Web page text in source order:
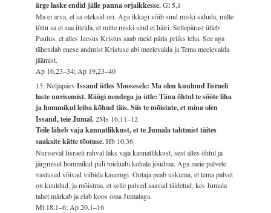
ärge laske endid jälle panna orjaikkesse.Gl 5,1
Ma ei arva, et sa oleksid ori. Aga ikkagi võib sind miski siduda, mille
tõttu sa ei saa ütelda, et mitte miski sind ei häiri. Sellepärast ütleb
Paulus, et alles Jeesus Kristus saab meid päris priiks teha. See aga
tähendab enese andmist Kristuse abi meelevalda ja Tema meelevalda
jäämist.
Ap 16,23–34; Ap 19,23–40
15. NeljapäevIssand ütles Moosesele: Ma olen kuulnud Iisraeli
laste nurisemist. Räägi nendega ja ütle: Täna õhtul te sööte liha
ja hommikul leiba kõhud täis. Siis te mõistate, et mina olen
Issand, teie Jumal.2Ms 16,11–12
Teile läheb vaja kannatlikkust, et te Jumala tahtmist täites
saaksite kätte tõotuse.Hb 10,36
Nuriseval Iisraeli rahval läks vaja kannatlikkust, sest alles õhtul ja
järgmisel hommikul pidi toiduabi kohale jõudma. Aga meie palvete
vastused võivad viibida kauemgi. Ootaja peab uskuma, et tema palvet
on kuuldud, ja mõistma, et selle palved saavad täidetud, kes Jumala
tahet märkab ja elab koos oma Jumalaga.
Mt 18,1–6; Ap 20,1–16